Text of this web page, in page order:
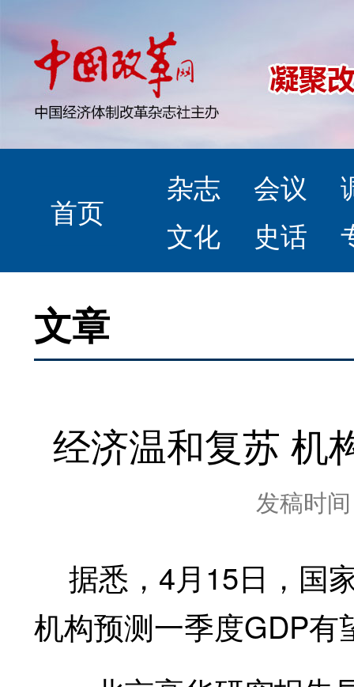
首页
杂志 会议
文化
史话
文章
经济温和复苏 机
发稿时
据悉，4月15日，国
机构预测一季度GDP